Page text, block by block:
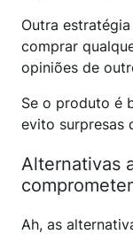
Outra
comprar
opiniões de
Se o produto é
evito surpresas
Alternativas
Ah, as